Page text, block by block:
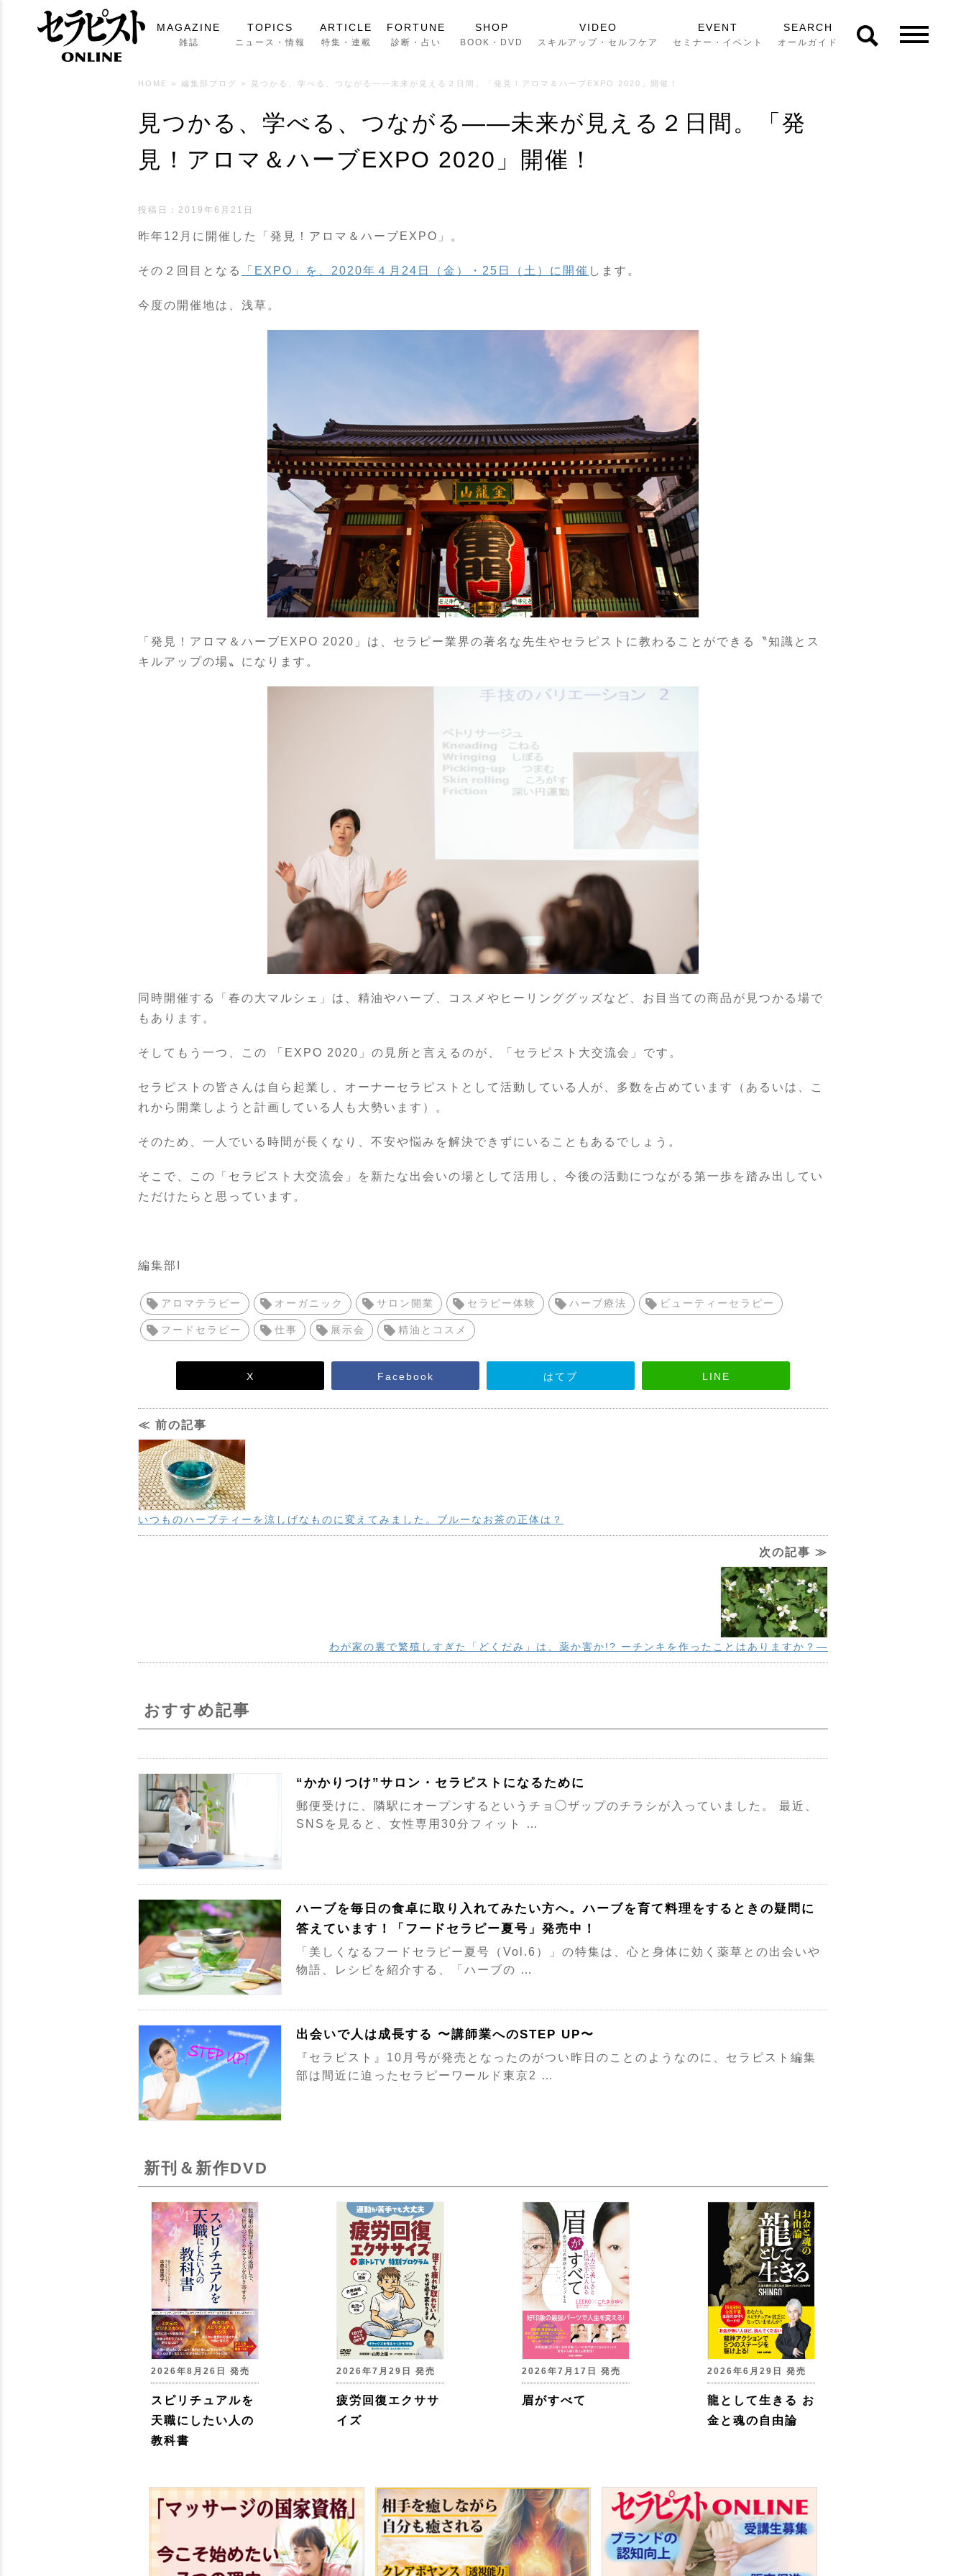
MAGAZINE
雑誌
TOPICS
ニュース・情報
ARTICLE
特集・連載
FORTUNE
診断・占い
SHOP
BOOK・DVD
VIDEO
スキルアップ・セルフケア
EVENT
セミナー・イベント
SEARCH
オールガイド
HOME > 編集部ブログ > 見つかる、学べる、つながる――未来が見える２日間。「発見！アロマ＆ハーブEXPO 2020」開催！
見つかる、学べる、つながる――未来が見える２日間。「発
見！アロマ＆ハーブEXPO 2020」開催！
投稿日： 2019年6月21日
昨年12月に開催した「発見！アロマ＆ハーブEXPO」。
その２回目となる 「EXPO」を、2020年４月24日（金）・25日（土）に開催 します。
今度の開催地は、浅草。
「発見！アロマ＆ハーブEXPO 2020」は、セラピー業界の著名な先生やセラピストに教わることができる〝知識とス
キルアップの場〟になります。
同時開催する「春の大マルシェ」は、精油やハーブ、コスメやヒーリンググッズなど、お目当ての商品が見つかる場で
もあります。
そしてもう一つ、この 「EXPO 2020」の見所と言えるのが、「セラピスト大交流会」です。
セラピストの皆さんは自ら起業し、オーナーセラピストとして活動している人が、多数を占めています（あるいは、こ
れから開業しようと計画している人も大勢います）。
そのため、一人でいる時間が長くなり、不安や悩みを解決できずにいることもあるでしょう。
そこで、この「セラピスト大交流会」を新たな出会いの場として活用し、今後の活動につながる第一歩を踏み出してい
ただけたらと思っています。
編集部I
アロマテラピー オーガニック サロン開業 セラピー体験 ハーブ療法 ビューティーセラピー
フードセラピー 仕事 展示会 精油とコスメ
X Facebook はてブ LINE
≪ 前の記事
いつものハーブティーを涼しげなものに変えてみました。ブルーなお茶の正体は？
次の記事 ≫
わが家の裏で繁殖しすぎた「どくだみ」は、薬か害か!? ーチンキを作ったことはありますか？―
おすすめ記事
“かかりつけ”サロン・セラピストになるために
郵便受けに、隣駅にオープンするというチョ◯ザップのチラシが入っていました。 最近、
SNSを見ると、女性専用30分フィット …
ハーブを毎日の食卓に取り入れてみたい方へ。ハーブを育て料理をするときの疑問に
答えています！「フードセラピー夏号」発売中！
「美しくなるフードセラピー夏号（Vol.6）」の特集は、心と身体に効く薬草との出会いや
物語、レシピを紹介する、「ハーブの …
出会いで人は成長する 〜講師業へのSTEP UP〜
『セラピスト』10月号が発売となったのがつい昨日のことのようなのに、セラピスト編集
部は間近に迫ったセラピーワールド東京2 …
新刊＆新作DVD
2026年8月26日 発売
スピリチュアルを
天職にしたい人の
教科書
2026年7月29日 発売
疲労回復エクササ
イズ
2026年7月17日 発売
眉がすべて
2026年6月29日 発売
龍として生きる お
金と魂の自由論